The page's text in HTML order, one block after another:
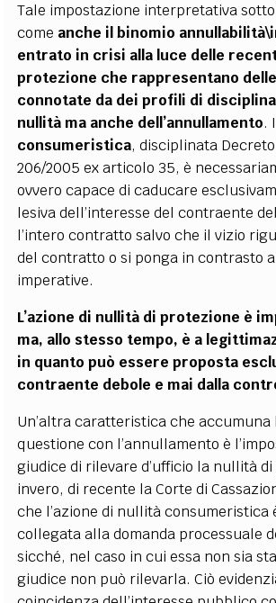
Tale impostazione interpretativa
come anche il binomio
entrato in crisi alla luce delle
protezione che rappresentano
connotate da dei profili di
nullità ma anche dell’annullamento.
consumeristica, disciplinata
206/2005 ex articolo 35, è
ovvero capace di caducare
lesiva dell’interesse del contraente
l’intero contratto salvo che il vizio
del contratto o si ponga in contrasto
imperative.
L’azione di nullità di protezione è
ma, allo stesso tempo, è a
in quanto può essere proposta
contraente debole e mai dalla
Un’altra caratteristica che accumuna
questione con l’annullamento è
giudice di rilevare d’ufficio la nullità
invero, di recente la Corte di
che l’azione di nullità consumeristica
collegata alla domanda processuale
sicché, nel caso in cui essa non sia
giudice non può rilevarla. Ciò